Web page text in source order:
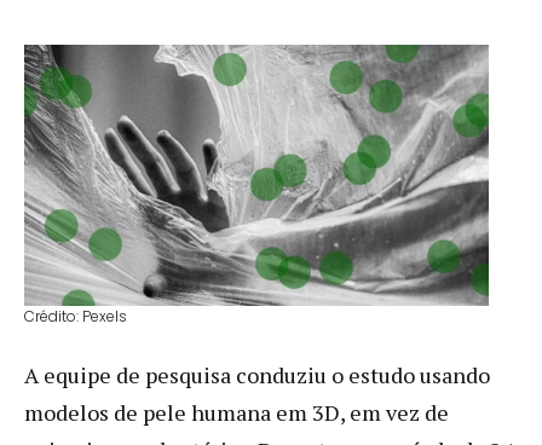
Crédito: Pexels
A equipe de pesquisa conduziu o estudo usando
modelos de pele humana em 3D, em vez de